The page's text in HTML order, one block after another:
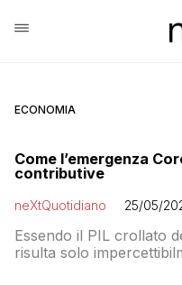
ECONOMIA
Come l’emergenza
contributive
neXtQuotidiano 25/05/
Essendo il PIL crollato
risulta solo